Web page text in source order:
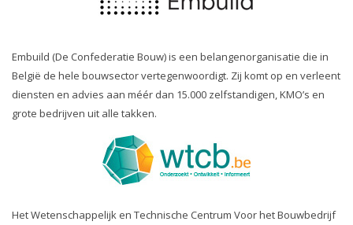
Embuild (De Confederatie Bouw) is een belangenorganisatie die in
België de hele bouwsector vertegenwoordigt. Zij komt op en verleent
diensten en advies aan méér dan 15.000 zelfstandigen, KMO’s en
grote bedrijven uit alle takken.
Het Wetenschappelijk en Technische Centrum Voor het Bouwbedrijf